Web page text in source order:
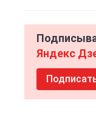
Яндекс